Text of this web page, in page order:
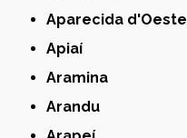
Aparecida d'Oeste
Apiaí
Aramina
Arandu